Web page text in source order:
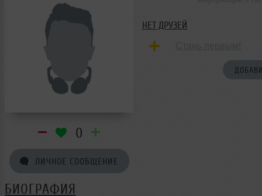
0
ЛИЧНОЕ СООБЩЕНИЕ
НЕТ ДРУЗЕЙ
БИОГРАФИЯ